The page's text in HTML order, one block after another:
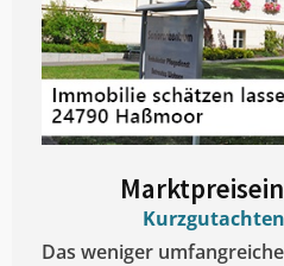
Das weniger